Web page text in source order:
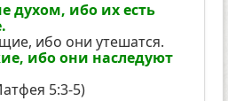
духом, ибо их есть
ибо они утешатся.
ибо они наследуют
5:3-5)